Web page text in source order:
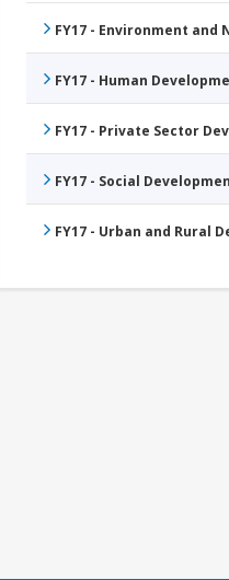
FY17 - Environment
FY17 - Human
FY17 - Private Sector
FY17 - Social
FY17 - Urban and Rural